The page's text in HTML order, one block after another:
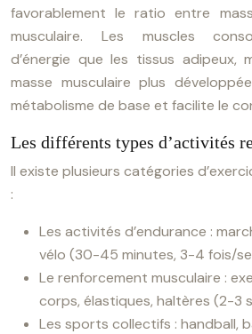
favorablement le ratio entre
musculaire. Les muscles
d’énergie que les tissus adipeux,
masse musculaire plus
métabolisme de base et facilite le
Les différents types d’activités
Il existe plusieurs catégories
:
Les activités d’endurance :
vélo (30-45 minutes, 3-4 fois/
Le renforcement musculaire :
corps, élastiques, haltères (2-3
Les sports collectifs : handball,